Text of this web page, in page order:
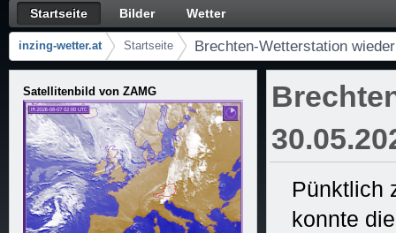
Brechten-Wetterstation wieder online!
Навигација
Startseite Bilder Wetter
Презле
inzing-wetter.at Startseite Brechten-Wetterstation
Satellitenbild von ZAMG
Pünktlich
konnte